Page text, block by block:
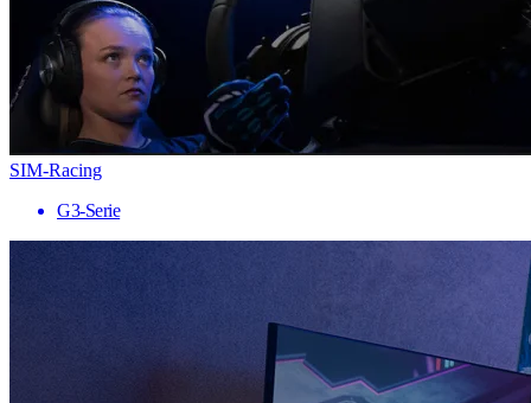
SIM-Racing
G3-Serie